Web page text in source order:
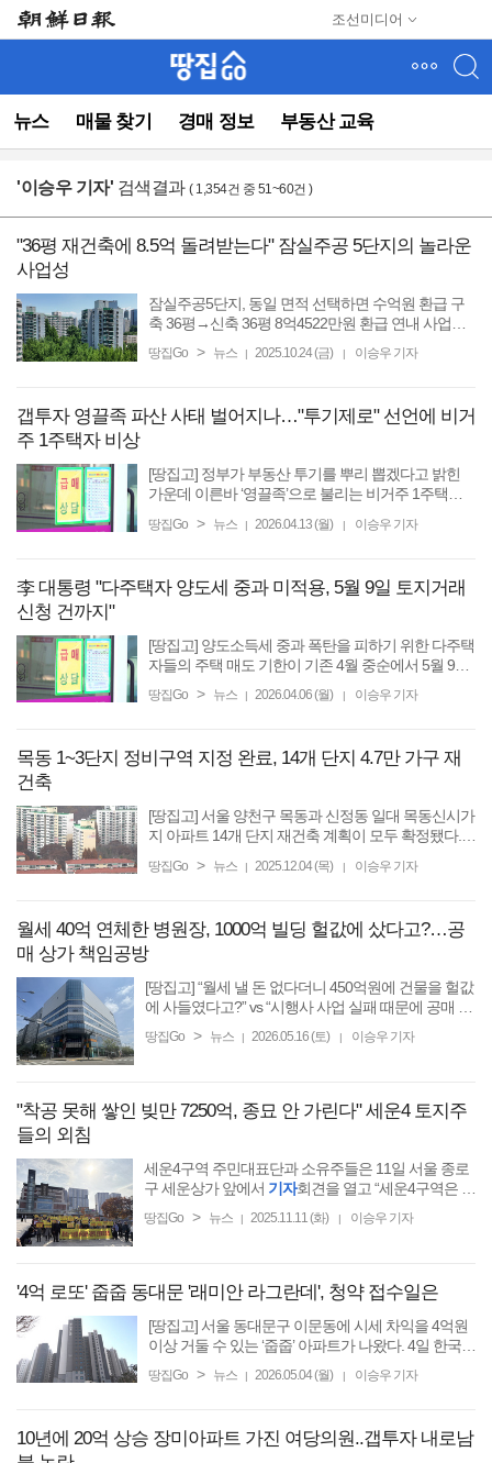
조선미디어
뉴스 매물 찾기 경매 정보 부동산 교육
뉴
(컨
영
동)
'이승우 기자' 검색결과 ( 1,354건 중 51~60건 )
"36평 재건축에 8.5억 돌려받는다" 잠실주공 5단지의 놀라운
사업성
잠실주공5단지, 동일 면적 선택하면 수억원 환급 구
축 36평→신축 36평 8억4522만원 환급 연내 사업시
고] 서울 핵심 재건축 단지인 송파구 잠실동 ‘잠실주
땅집Go > 뉴스 2025.10.24 (금) 이승우 기자
갭투자 영끌족 파산 사태 벌어지나…"투기제로" 선언에 비거
주 1주택자 비상
[땅집고] 정부가 부동산 투기를 뿌리 뽑겠다고 밝힌
가운데 이른바 ‘영끌족’으로 불리는 비거주 1주택자
은 지난 12일 X(옛 트위터)에 “세제·금융·규제 정상화
땅집Go > 뉴스 | 2026.04.13 (월) | 이승우 기자
李 대통령 "다주택자 양도세 중과 미적용, 5월 9일 토지거래
신청 건까지"
[땅집고] 양도소득세 중과 폭탄을 피하기 위한 다주택
자들의 주택 매도 기한이 기존 4월 중순에서 5월 9일
에서 열린 국무회의에서 “현재는 5월 9일까지 (토지
땅집Go > 뉴스 | 2026.04.06 (월) | 이승우 기자
목동 1~3단지 정비구역 지정 완료, 14개 단지 4.7만 가구 재
건축
[땅집고] 서울 양천구 목동과 신정동 일대 목동신시가
지 아파트 14개 단지 재건축 계획이 모두 확정됐다.
만7000가구 규모 신도시급 재건축이 본격화됐다. 양
땅집Go > 뉴스 | 2025.12.04 (목) | 이승우 기자
월세 40억 연체한 병원장, 1000억 빌딩 헐값에 샀다고?…공
매 상가 책임공방
[땅집고] “월세 낼 돈 없다더니 450억원에 건물을 헐값
에 사들였다고?” vs “시행사 사업 실패 때문에 공매 넘
르면, 경기 수원시 권선구 호매실동에 위치한 근린생
땅집Go > 뉴스 | 2026.05.16 (토) | 이승우 기자
"착공 못해 쌓인 빚만 7250억, 종묘 안 가린다" 세운4 토지주
들의 외침
세운4구역 주민대표단과 소유주들은 11일 서울 종로
구 세운상가 앞에서 기자회견을 열고 “세운4구역은 세
어져 있어 보호 완충구역에
땅집Go > 뉴스 | 2025.11.11 (화) | 이승우 기자
'4억 로또' 줍줍 동대문 '래미안 라그란데', 청약 접수일은
[땅집고] 서울 동대문구 이문동에 시세 차익을 4억원
이상 거둘 수 있는 ‘줍줍’ 아파트가 나왔다. 4일 한국부
안라그란데’가 2가구를 사후분양한다. 불법행위에 의
땅집Go > 뉴스 | 2026.05.04 (월) | 이승우 기자
10년에 20억 상승 장미아파트 가진 여당의원..갭투자 내로남